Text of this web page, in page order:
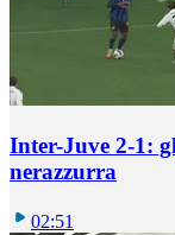
Inter-Juve 2-1:
nerazzurra
02:51